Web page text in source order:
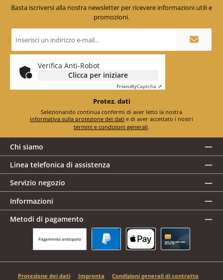
Basta iscriversi alla nostra newsletter per ricevere informazioni utili e
promozioni.
e-
mail
*
Verifica Anti-Robot
Clicca per iniziare
FriendlyCaptcha ⇗
Protez. dati
informativa sulla protezione dei dati
termini e condizioni generali.
Chi siamo
Linea telefonica di assistenza
Servizio negozio
Informazioni
Metodi di pagamento
Pagamento anticipato
Protezione dei dati Impronta Condizioni generali di contratto